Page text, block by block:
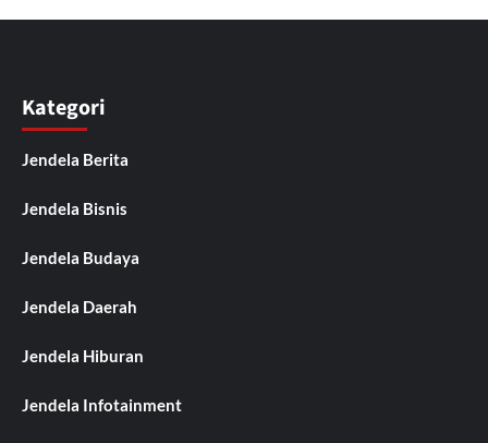
Kategori
Jendela Berita
Jendela Bisnis
Jendela Budaya
Jendela Daerah
Jendela Hiburan
Jendela Infotainment